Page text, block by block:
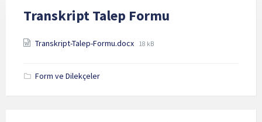
Transkript Talep Formu
Attachments
Transkript-Talep-Formu.docx File
18 kB
Form ve Dilekçeler